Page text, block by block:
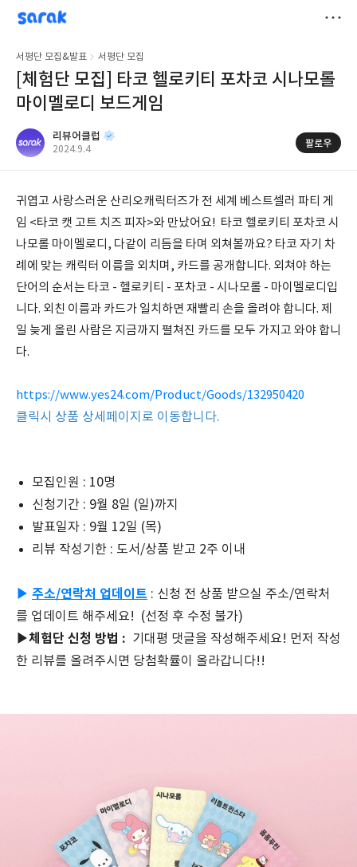
sarak
리뷰어클럽
서평단 모집&발표 서평단 모집
[체험단 모집] 타코 헬로키티 포차코 시나모롤
마이멜로디 보드게임
리뷰어클럽
공
2024.9.4
팔로우
귀엽고 사랑스러운 산리오캐릭터즈가 전 세계 베스트셀러 파티 게
임 <타코 캣 고트 치즈 피자>와 만났어요! 타코 헬로키티 포차코 시
나모롤 마이멜로디, 다같이 리듬을 타며 외쳐볼까요? 타코 자기 차
례에 맞는 캐릭터 이름을 외치며, 카드를 공개합니다. 외쳐야 하는
단어의 순서는 타코 - 헬로키티 - 포차코 - 시나모롤 - 마이멜로디입
니다. 외친 이름과 카드가 일치하면 재빨리 손을 올려야 합니다. 제
일 늦게 올린 사람은 지금까지 펼쳐진 카드를 모두 가지고 와야 합니
다.
https://www.yes24.com/Product/Goods/132950420
클릭시 상품 상세페이지로 이동합니다.
모집인원 : 10명
신청기간 : 9월 8일 (일)까지
발표일자 : 9월 12일 (목)
리뷰 작성기한 : 도서/상품 받고 2주 이내
▶ 주소/연락처 업데이트 : 신청 전 상품 받으실 주소/연락처
를 업데이트 해주세요! (선정 후 수정 불가)
▶체험단 신청 방법 : 기대평 댓글을 작성해주세요! 먼저 작성
한 리뷰를 올려주시면 당첨확률이 올라갑니다!!